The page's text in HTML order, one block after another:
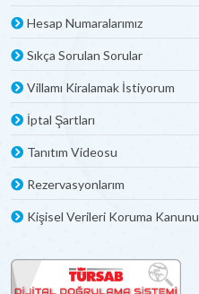
Hesap Numaralarımız
Sıkça Sorulan Sorular
Villamı Kiralamak İstiyorum
İptal Şartları
Tanıtım Videosu
Rezervasyonlarım
Kişisel Verileri Koruma Kanunu